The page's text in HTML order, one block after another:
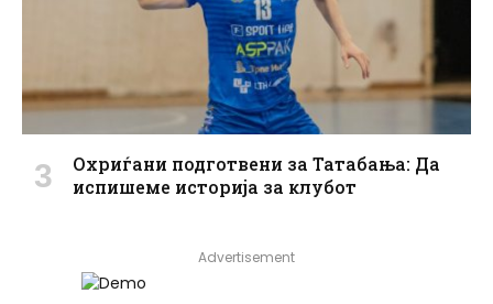
Охриѓани подготвени за Татабања: Да
испишеме историја за клубот
Advertisement